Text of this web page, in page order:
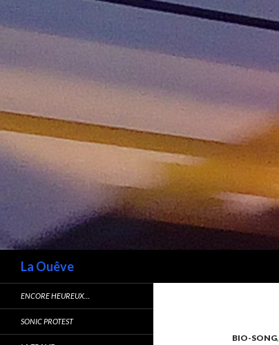
La Ouêve
BIO-SONG,
ENCORE HEUREUX…
SONIC PROTEST